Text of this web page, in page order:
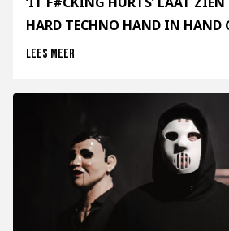
HARD TECHNO HAND IN HAND
Lees meer